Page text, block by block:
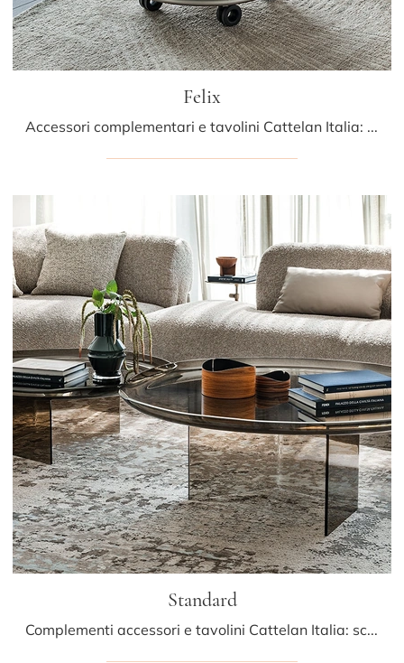
Felix
Accessori complementari e tavolini Cattelan Italia: scopri come impreziosire i tuoi locali moderni con il modello Felix.
Standard
Complementi accessori e tavolini Cattelan Italia: scopri come impreziosire i tuoi spazi moderni con il modello Standard.